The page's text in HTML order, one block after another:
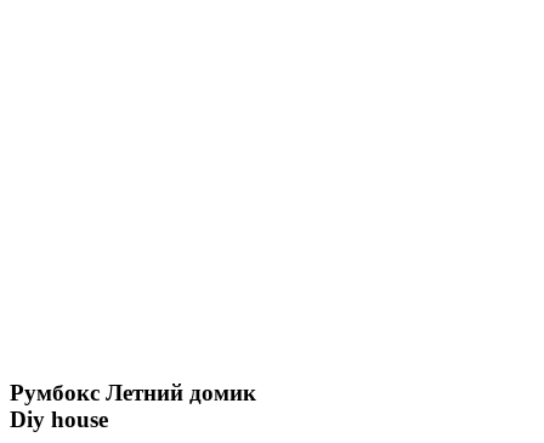
Румбокс Летний домик
Diy house